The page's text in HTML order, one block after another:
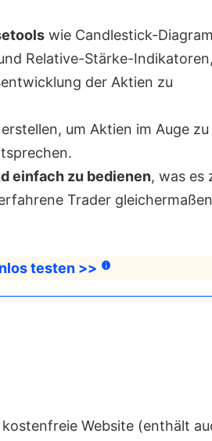
wie Candlestick-
Relative-Stärke-
der Aktien zu
erstellen, um Aktien im Auge zu
einfach zu bedienen, was es
Trader gleichermaßen
testen >>
Website (enthält